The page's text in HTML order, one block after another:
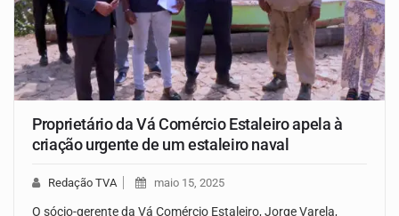
Proprietário da Vá Comércio Estaleiro apela à
criação urgente de um estaleiro naval
Redação TVA maio 15, 2025
O sócio-gerente da Vá Comércio Estaleiro, Jorge Varela,